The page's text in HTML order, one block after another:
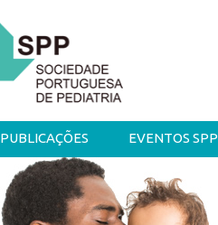
PUBLICAÇÕES EVENTOS SPP